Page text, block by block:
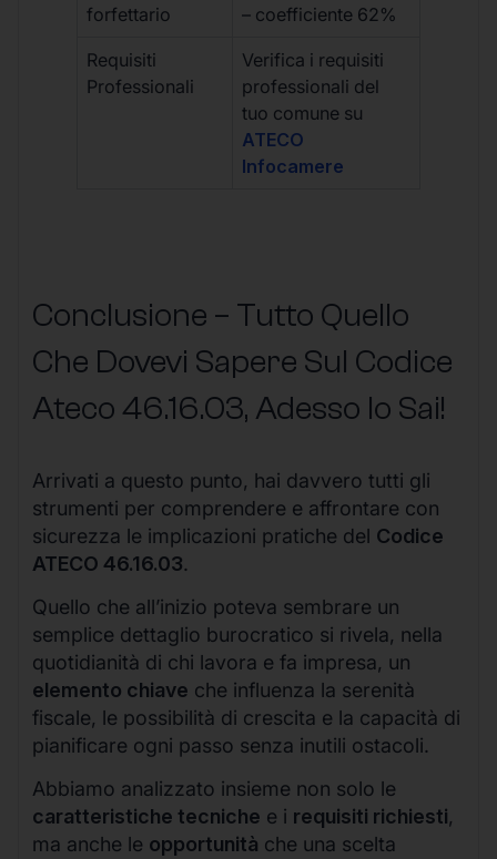
forfettario
– coefficiente 62%
Requisiti
Professionali
Verifica i requisiti
professionali del
tuo comune su
ATECO
Infocamere
Conclusione – Tutto Quello
Che Dovevi Sapere Sul Codice
Ateco 46.16.03, Adesso lo Sai!
Arrivati a questo punto, hai davvero tutti gli
strumenti per comprendere e affrontare con
sicurezza le implicazioni pratiche del Codice
ATECO 46.16.03.
Quello che all’inizio poteva sembrare un
semplice dettaglio burocratico si rivela, nella
quotidianità di chi lavora e fa impresa, un
elemento chiave che influenza la serenità
fiscale, le possibilità di crescita e la capacità di
pianificare ogni passo senza inutili ostacoli.
Abbiamo analizzato insieme non solo le
caratteristiche tecniche e i requisiti richiesti,
ma anche le opportunità che una scelta